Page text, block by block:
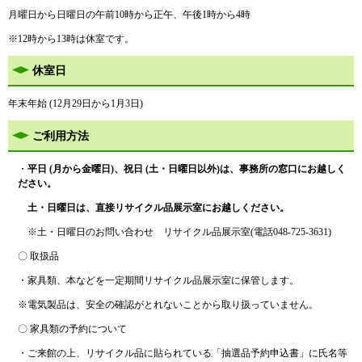
月曜日から日曜日の午前10時から正午、午後1時から4時
※12時から13時は休室です。
休室日
年末年始 (12月29日から1月3日)
ご利用方法
・ 平日 (月から金曜日)、祝日 (土・日曜日以外)は、事務所の窓口にお越しく
ださい。
土・日曜日は、直接リサイクル品展示室にお越しください。
※土・日曜日のお問い合わせ リサイクル品展示室(電話048-725-3631)
〇 取扱品
・家具類、本などを一定期間リサイクル品展示室に保管します。
※電気製品は、安全の確認がとれないことから取り扱っていません。
〇 家具類の予約について
・ご来館の上、リサイクル品に貼られている「抽選品予約申込書」に氏名等